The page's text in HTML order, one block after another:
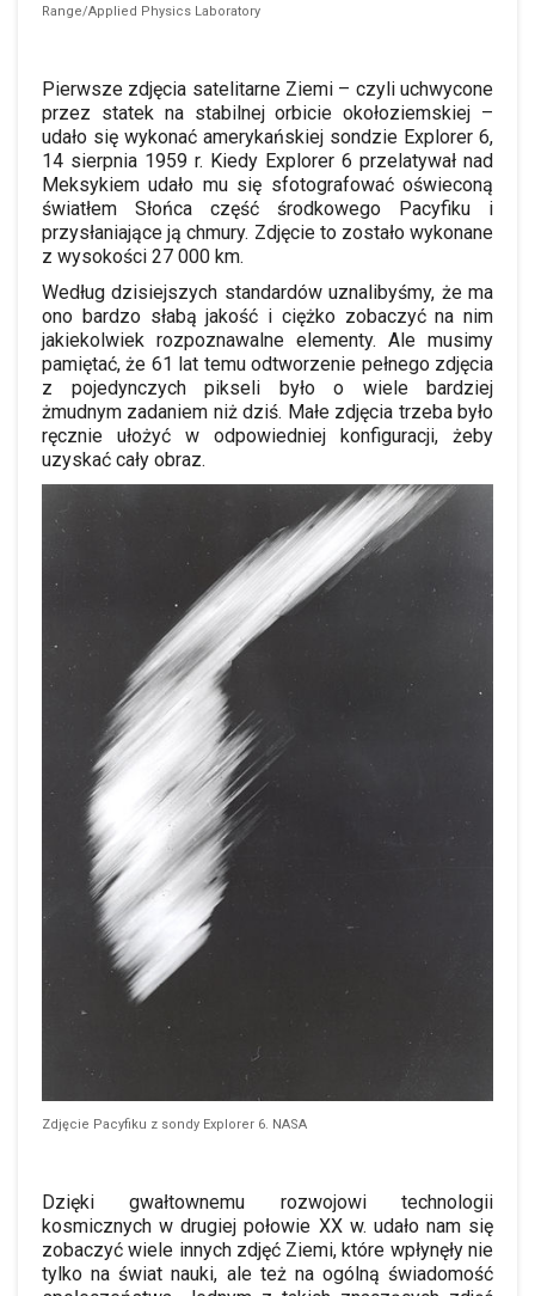
Range/Applied Physics Laboratory
Pierwsze zdjęcia satelitarne Ziemi – czyli uchwycone
przez statek na stabilnej orbicie okołoziemskiej –
udało się wykonać amerykańskiej sondzie Explorer 6,
14 sierpnia 1959 r. Kiedy Explorer 6 przelatywał nad
Meksykiem udało mu się sfotografować oświeconą
światłem Słońca część środkowego Pacyfiku i
przysłaniające ją chmury. Zdjęcie to zostało wykonane
z wysokości 27 000 km.
Według dzisiejszych standardów uznalibyśmy, że ma
ono bardzo słabą jakość i ciężko zobaczyć na nim
jakiekolwiek rozpoznawalne elementy. Ale musimy
pamiętać, że 61 lat temu odtworzenie pełnego zdjęcia
z pojedynczych pikseli było o wiele bardziej
żmudnym zadaniem niż dziś. Małe zdjęcia trzeba było
ręcznie ułożyć w odpowiedniej konfiguracji, żeby
uzyskać cały obraz.
Zdjęcie Pacyfiku z sondy Explorer 6. NASA
Dzięki gwałtownemu rozwojowi technologii
kosmicznych wdrugiej połowie XX w. udało nam się
zobaczyć wiele innych zdjęć Ziemi, które wpłynęły nie
tylko na świat nauki, ale też na ogólną świadomość